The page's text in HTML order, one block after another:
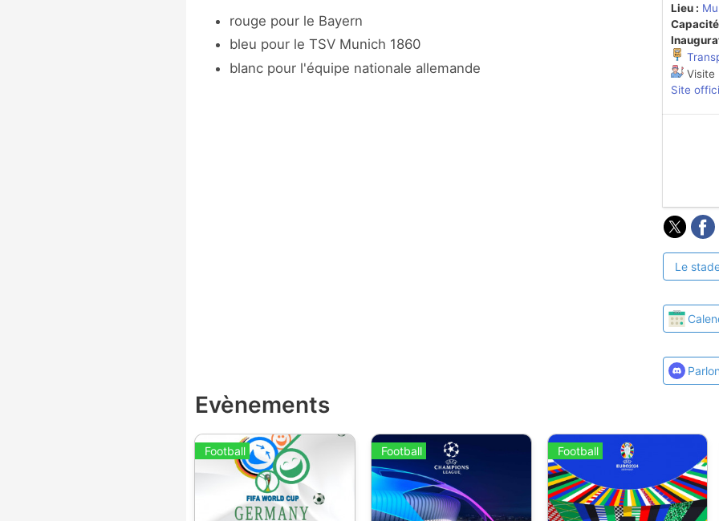
rouge pour le Bayern
bleu pour le TSV Munich 1860
blanc pour l'équipe nationale allemande
Lieu :
Visite
Site
Le
Evènements
Football Football Football